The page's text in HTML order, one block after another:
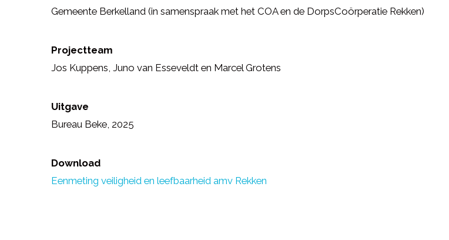
Gemeente Berkelland (in samenspraak met het COA en de DorpsCoörperatie Rekken)
Projectteam
Jos Kuppens, Juno van Esseveldt en Marcel Grotens
Uitgave
Bureau Beke, 2025
Download
Eenmeting veiligheid en leefbaarheid amv Rekken